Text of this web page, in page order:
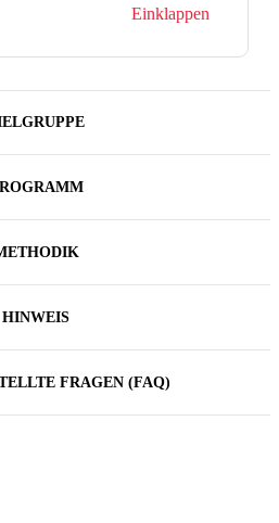
Einklappen
HINWEIS
FRAGEN (FAQ)